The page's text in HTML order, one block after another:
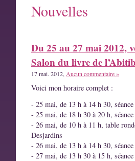
Nouvelles
Du 25 au 27 mai 2012,
Salon du livre de
17 mai. 2012, Aucun commentaire »
Voici mon horaire complet :
- 25 mai, de 13 h à 14 h 30,
- 25 mai, de 18 h 30 à 20 h,
- 26 mai, de 10 h à 11 h, table
Desjardins
- 26 mai, de 13 h à 14 h 30,
- 27 mai, de 13 h 30 à 15 h,